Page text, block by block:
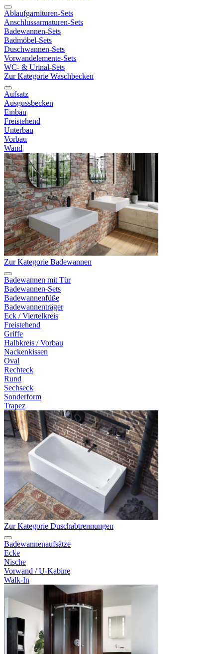
Ablaufgarnituren-Sets
Anschlussarmaturen-Sets
Badewannen-Sets
Badmöbel-Sets
Duschwannen-Sets
Vorwandelemente-Sets
WC- & Urinal-Sets
Zur Kategorie Waschbecken
Aufsatz
Ausgussbecken
Einbau
Freistehend
Unterbau
Vorbau
Wand
Zur Kategorie Badewannen
Badewannen mit Tür
Badewannen-Sets
Badewannenfüße
Badewannenträger
Eck / Viertelkreis
Freistehend
Griffe
Halbkreis / Vorbau
Nackenkissen
Oval
Rechteck
Rund
Sechseck
Sonderform
Trapez
Zur Kategorie Duschabtrennungen
Badewannenaufsätze
Ecke
Nische
Vorwand / U-Kabine
Walk-In